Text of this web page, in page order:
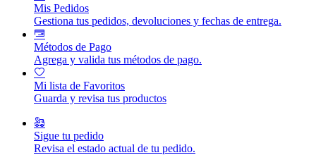
Mis Pedidos
Gestiona tus pedidos, devoluciones y fechas de entrega.
Métodos de Pago
Agrega y valida tus métodos de pago.
Mi lista de Favoritos
Guarda y revisa tus productos
Sigue tu pedido
Revisa el estado actual de tu pedido.